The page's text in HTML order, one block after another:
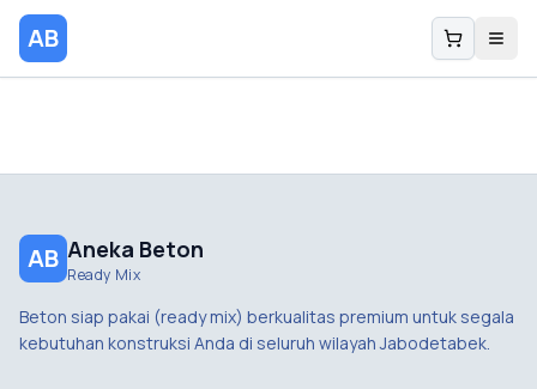
AB
AB Aneka Beton
Ready Mix
Beton siap pakai (ready mix) berkualitas premium untuk segala
kebutuhan konstruksi Anda di seluruh wilayah Jabodetabek.